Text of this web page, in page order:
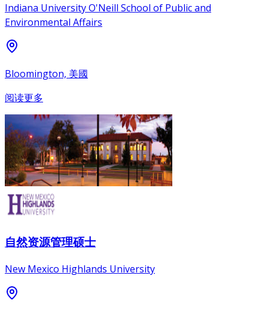
Indiana University O'Neill School of Public and
Environmental Affairs
Bloomington, 美國
阅读更多
自然资源管理硕士
New Mexico Highlands University